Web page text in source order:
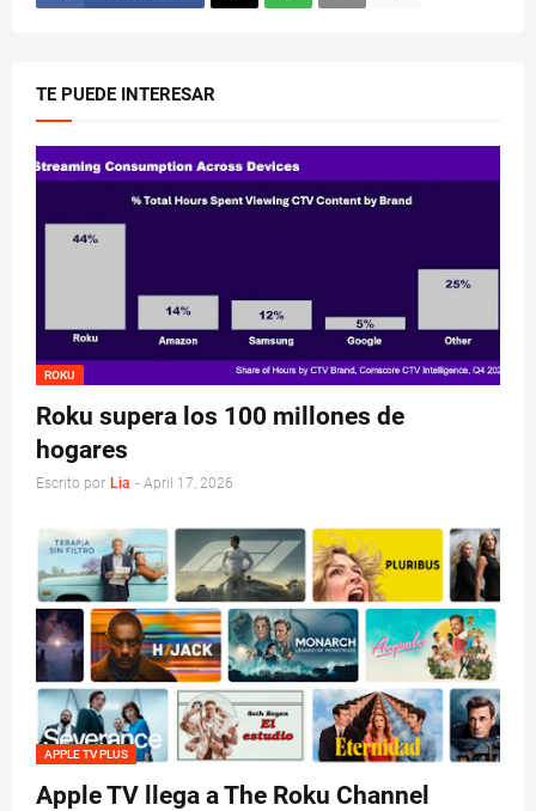
TE PUEDE INTERESAR
ROKU
Roku supera los 100 millones de
hogares
Escrito por Lia - April 17, 2026
APPLE TV PLUS
Apple TV llega a The Roku Channel